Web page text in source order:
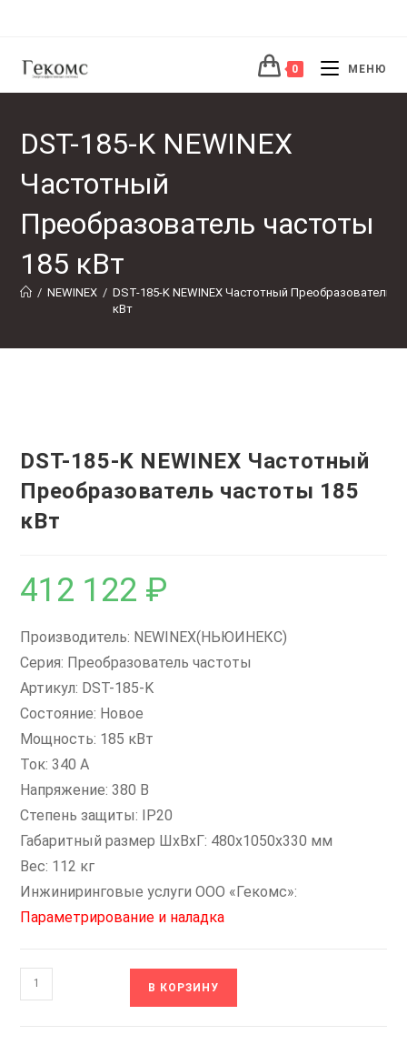
0 МЕНЮ
DST-185-K NEWINEX
Частотный
Преобразователь частоты
185 кВт
/ NEWINEX / DST-185-K NEWINEX Частотный Преобразователь
кВт
DST-185-K NEWINEX Частотный
Преобразователь частоты 185
кВт
412 122 ₽
Производитель: NEWINEX(НЬЮИНЕКС)
Серия: Преобразователь частоты
Артикул: DST-185-K
Состояние: Новое
Мощность: 185 кВт
Ток: 340 А
Напряжение: 380 В
Степень защиты: IP20
Габаритный размер ШхВхГ: 480x1050x330 мм
Вес: 112 кг
Инжиниринговые услуги ООО «Гекомс»:
Параметрирование и наладка
Количество
товара
В КОРЗИНУ